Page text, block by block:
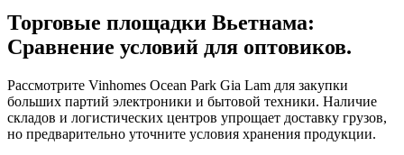
Торговые площадки Вьетнама:
Сравнение условий для оптовиков.
Рассмотрите Vinhomes Ocean Park Gia Lam для закупки
больших партий электроники и бытовой техники. Наличие
складов и логистических центров упрощает доставку грузов,
но предварительно уточните условия хранения продукции.